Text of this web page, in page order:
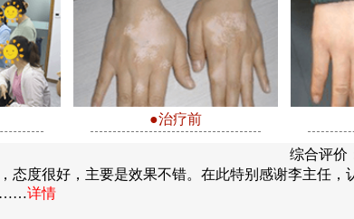
●治疗前
综合评价
态度很好，主要是效果不错。在此特别感谢李主任，
……详情